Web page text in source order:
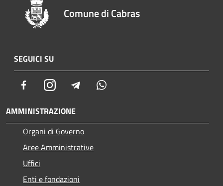
Comune di Cabras
SEGUICI SU
FacebookInstagram Telegram
AMMINISTRAZIONE
Organi di Governo
Aree Amministrative
Uffici
Enti e fondazioni